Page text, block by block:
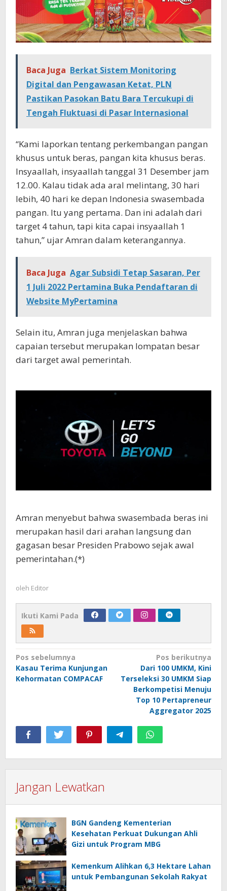
Baca Juga Berkat Sistem Monitoring
Digital dan Pengawasan Ketat, PLN
Pastikan Pasokan Batu Bara Tercukupi di
Tengah Fluktuasi di Pasar Internasional
“Kami laporkan tentang perkembangan pangan
khusus untuk beras, pangan kita khusus beras.
Insyaallah, insyaallah tanggal 31 Desember jam
12.00. Kalau tidak ada aral melintang, 30 hari
lebih, 40 hari ke depan Indonesia swasembada
pangan. Itu yang pertama. Dan ini adalah dari
target 4 tahun, tapi kita capai insyaallah 1
tahun,” ujar Amran dalam keterangannya.
Baca Juga Agar Subsidi Tetap Sasaran, Per
1 Juli 2022 Pertamina Buka Pendaftaran di
Website MyPertamina
Selain itu, Amran juga menjelaskan bahwa
capaian tersebut merupakan lompatan besar
dari target awal pemerintah.
Amran menyebut bahwa swasembada beras ini
merupakan hasil dari arahan langsung dan
gagasan besar Presiden Prabowo sejak awal
pemerintahan.(*)
oleh Editor
Ikuti Kami Pada
Navigasi
pos
Pos sebelumnya
Kasau Terima Kunjungan
Kehormatan COMPACAF
Pos berikutnya
Dari 100 UMKM, Kini
Terseleksi 30 UMKM Siap
Berkompetisi Menuju
Top 10 Pertapreneur
Aggregator 2025
Jangan Lewatkan
BGN Gandeng Kementerian
Kesehatan Perkuat Dukungan Ahli
Gizi untuk Program MBG
Kemenkum Alihkan 6,3 Hektare Lahan
untuk Pembangunan Sekolah Rakyat